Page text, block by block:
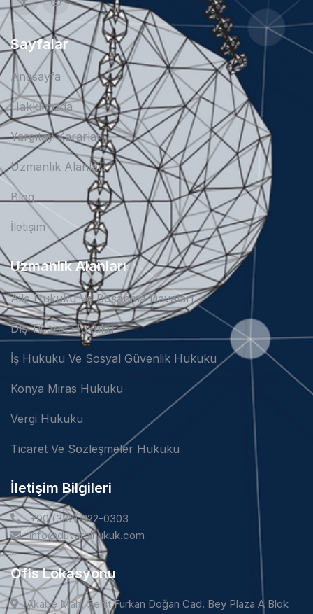
Sayfalar
Anasayfa
Hakkımızda
Yargıtay Kararları
Uzmanlık Alanları
Blog
İletişim
Uzmanlık Alanları
Aile Hukuku Ve Boşanma Davaları
Dış Ticaret Hukuku
İş Hukuku Ve Sosyal Güvenlik Hukuku
Konya Miras Hukuku
Vergi Hukuku
Ticaret Ve Sözleşmeler Hukuku
İletişim Bilgileri
+90 (332) 322-0303
info@duvarcihukuk.com
Ofis Lokasyonu
Akabe Mah. Şehit Furkan Doğan Cad. Bey Plaza A Blok